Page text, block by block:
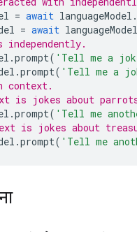
= await languageModel .
= await languageModel
.prompt( 'Tell me a
.prompt( 'Tell me a
context.
is jokes about
.prompt( 'Tell me
is jokes about
.prompt( 'Tell me